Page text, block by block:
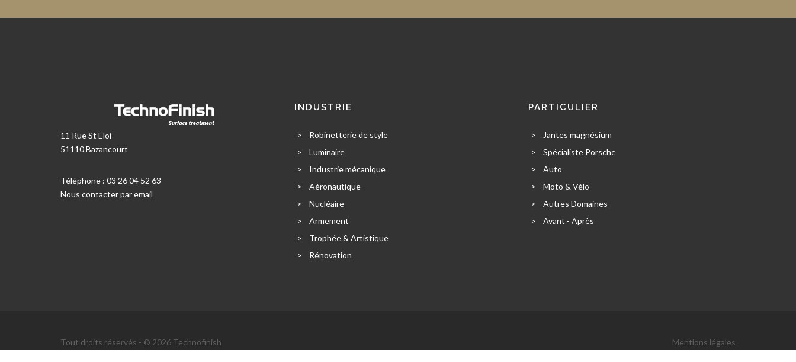
11 Rue St Eloi
51110 Bazancourt
Téléphone : 03 26 04 52 63
Nous contacter par email
INDUSTRIE
>
Robinetterie de style
>
Luminaire
>
Industrie mécanique
>
Aéronautique
>
Nucléaire
>
Armement
>
Trophée & Artistique
>
Rénovation
PARTICULIER
>
Jantes magnésium
>
Spécialiste Porsche
>
Auto
>
Moto & Vélo
>
Autres Domaines
>
Avant - Après
Tout droits réservés - © 2026 Technofinish Mentions légales